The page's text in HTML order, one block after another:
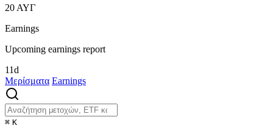
20 ΑΥΓ
Earnings
Upcoming earnings report
11d
Μερίσματα Earnings
⌘ K